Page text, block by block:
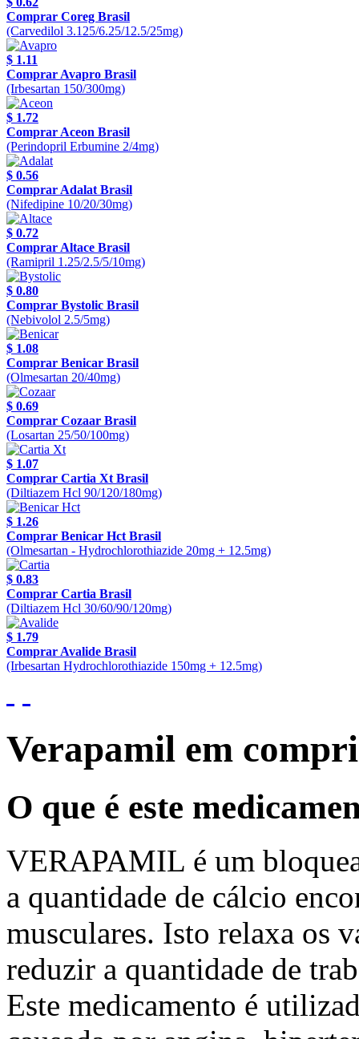
Comprar Coreg Brasil
(Carvedilol 3.125/6.25/12.5/25mg)
$ 1.11
Comprar Avapro Brasil
(Irbesartan 150/300mg)
$ 1.72
Comprar Aceon Brasil
(Perindopril Erbumine 2/4mg)
$ 0.56
Comprar Adalat Brasil
(Nifedipine 10/20/30mg)
$ 0.72
Comprar Altace Brasil
(Ramipril 1.25/2.5/5/10mg)
$ 0.80
Comprar Bystolic Brasil
(Nebivolol 2.5/5mg)
$ 1.08
Comprar Benicar Brasil
(Olmesartan 20/40mg)
$ 0.69
Comprar Cozaar Brasil
(Losartan 25/50/100mg)
$ 1.07
Comprar Cartia Xt Brasil
(Diltiazem Hcl 90/120/180mg)
$ 1.26
Comprar Benicar Hct Brasil
(Olmesartan - Hydrochlorothiazide 20mg + 12.5mg)
$ 0.83
Comprar Cartia Brasil
(Diltiazem Hcl 30/60/90/120mg)
$ 1.79
Comprar Avalide Brasil
(Irbesartan Hydrochlorothiazide 150mg + 12.5mg)
Verapamil em
O que é este
VERAPAMIL é um
a quantidade de cálcio
musculares. Isto relaxa os
reduzir a quantidade de
Este medicamento é